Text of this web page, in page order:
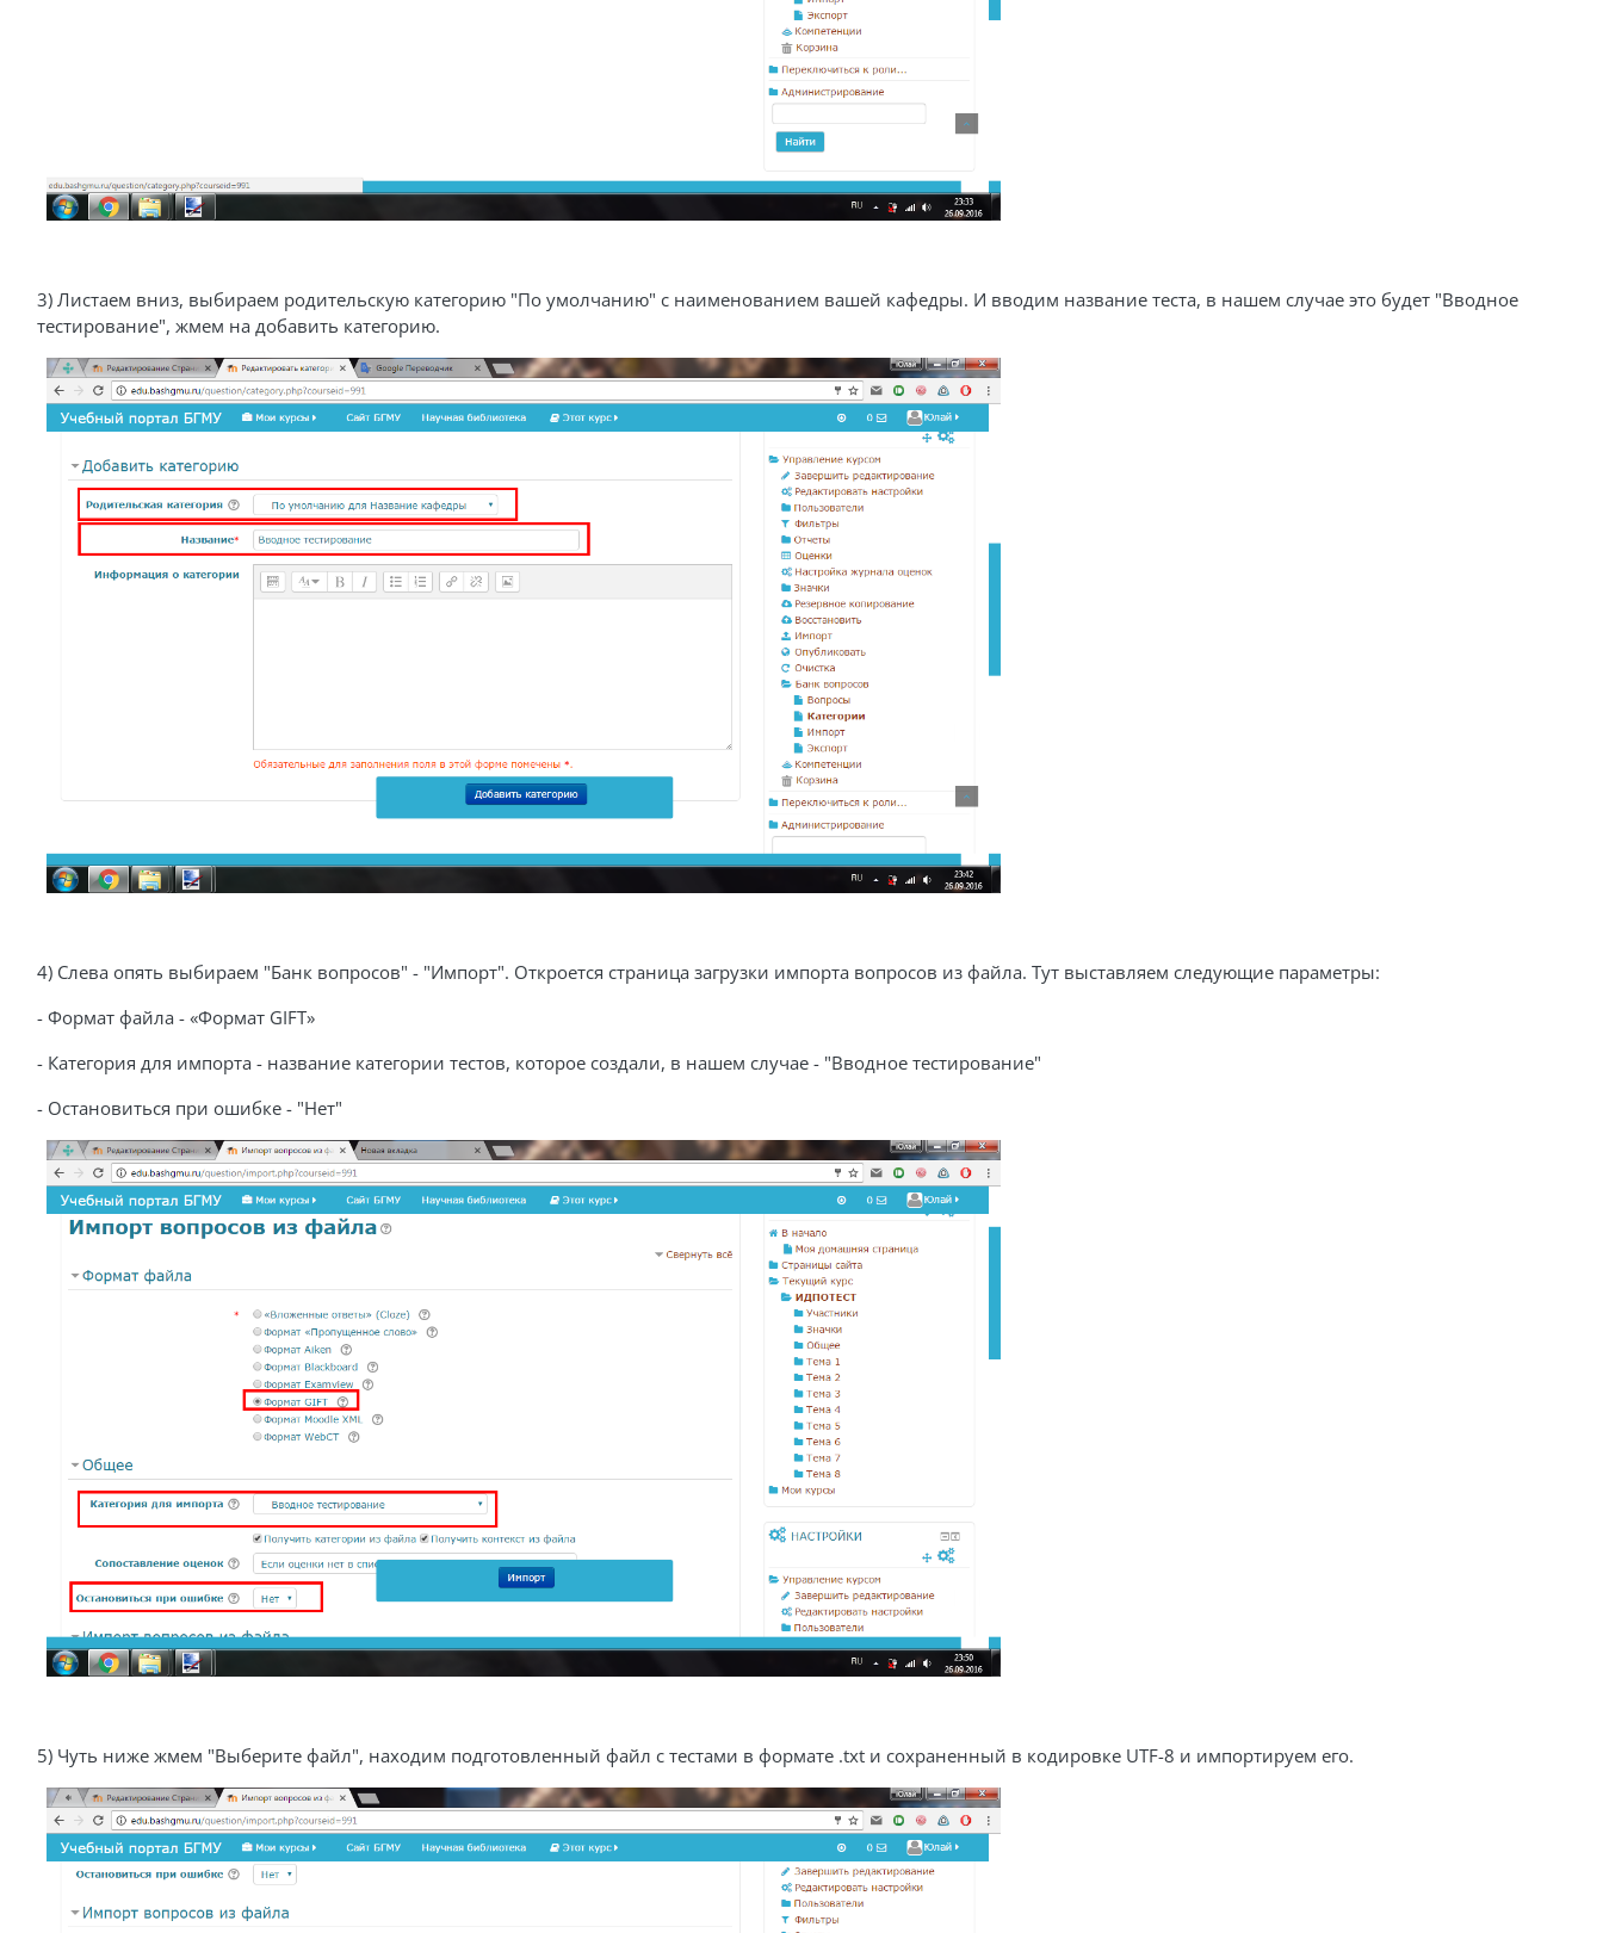
3) Листаем вниз, выбираем родительскую категорию "По умолчанию" с наименованием вашей кафедры. И вводим название теста, в нашем случае это будет "Вводное
тестирование", жмем на добавить категорию.
4) Слева опять выбираем "Банк вопросов" - "Импорт". Откроется страница загрузки импорта вопросов из файла. Тут выставляем следующие параметры:
- Формат файла - «Формат GIFT»
- Категория для импорта - название категории тестов, которое создали, в нашем случае - "Вводное тестирование"
- Остановиться при ошибке - "Нет"
5) Чуть ниже жмем "Выберите файл", находим подготовленный файл с тестами в формате .txt и сохраненный в кодировке UTF-8 и импортируем его.